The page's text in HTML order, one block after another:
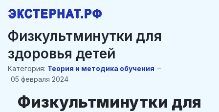
Физкультминутки для
здоровья детей
Категория: Теория и методика обучения
05 февраля 2024
Физкультминутки для